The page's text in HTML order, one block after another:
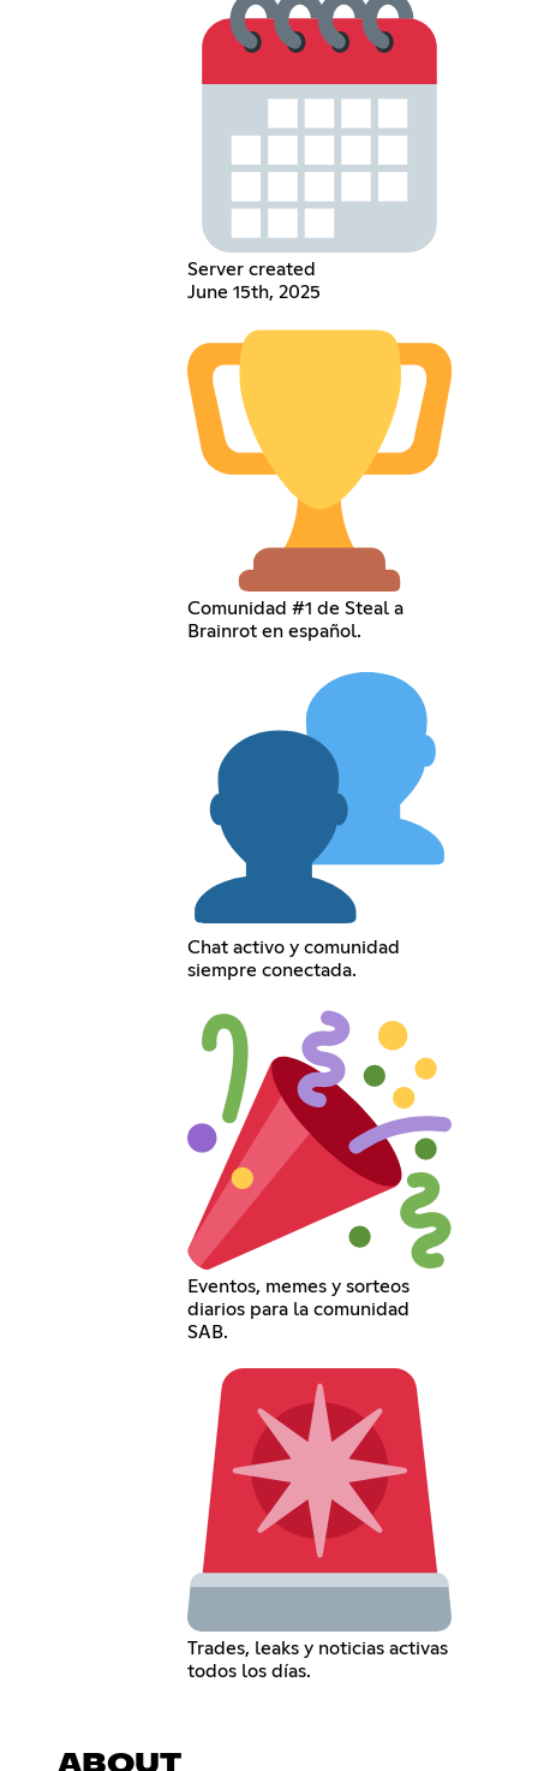
Server created
June 15th, 2025
Comunidad #1 de Steal a
Brainrot en español.
Chat activo y comunidad
siempre conectada.
Eventos, memes y sorteos
diarios para la comunidad
SAB.
Trades, leaks y noticias activas
todos los días.
ABOUT